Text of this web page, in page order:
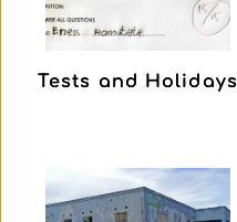
Tests and Holidays